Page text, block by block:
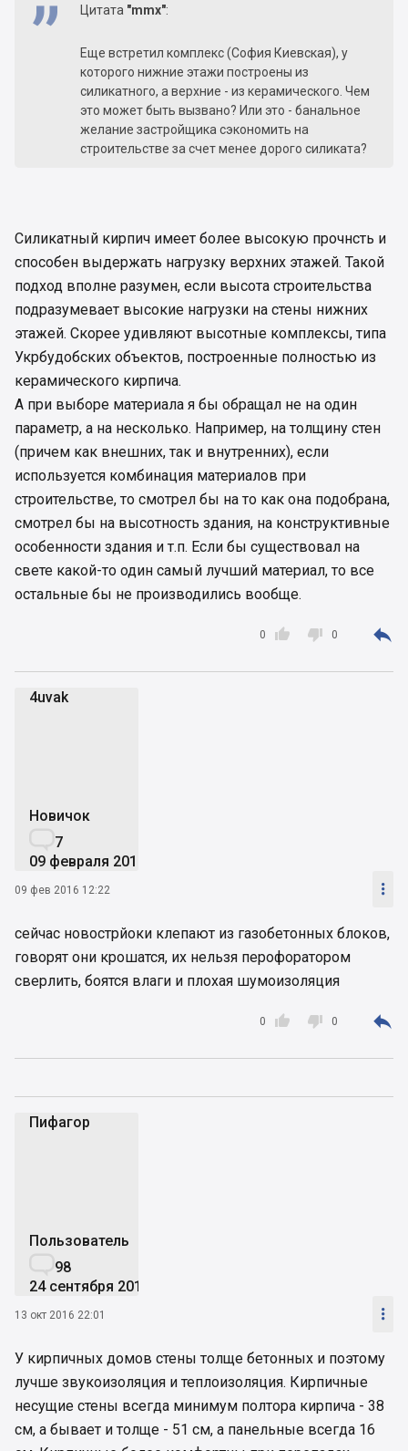
Цитата "mmx":
Еще встретил комплекс (София Киевская), у
которого нижние этажи построены из
силикатного, а верхние - из керамического. Чем
это может быть вызвано? Или это - банальное
желание застройщика сэкономить на
строительстве за счет менее дорого силиката?
Силикатный кирпич имеет более высокую прочнсть и
способен выдержать нагрузку верхних этажей. Такой
подход вполне разумен, если высота строительства
подразумевает высокие нагрузки на стены нижних
этажей. Скорее удивляют высотные комплексы, типа
Укрбудобских объектов, построенные полностью из
керамического кирпича.
А при выборе материала я бы обращал не на один
параметр, а на несколько. Например, на толщину стен
(причем как внешних, так и внутренних), если
используется комбинация материалов при
строительстве, то смотрел бы на то как она подобрана,
смотрел бы на высотность здания, на конструктивные
особенности здания и т.п. Если бы существовал на
свете какой-то один самый лучший материал, то все
остальные бы не производились вообще.

0  0 
4uvak
Новичок
7
09 февраля 2016
09 фев 2016 12:22 
сейчас новострйоки клепают из газобетонных блоков,
говорят они крошатся, их нельзя перофоратором
сверлить, боятся влаги и плохая шумоизоляция

0  0 
Пифагор
Пользователь
98
24 сентября 2016
13 окт 2016 22:01 
У кирпичных домов стены толще бетонных и поэтому
лучше звукоизоляция и теплоизоляция. Кирпичные
несущие стены всегда минимум полтора кирпича - 38
см, а бывает и толще - 51 см, а панельные всегда 16